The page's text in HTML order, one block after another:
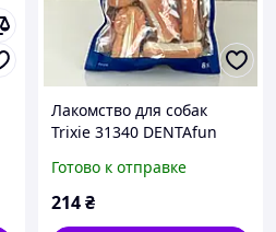
Лакомство для собак
Trixie 31340 DENTAfun
курицей 5 см, 8 шт, 120 г
Готово к отправке
214₴